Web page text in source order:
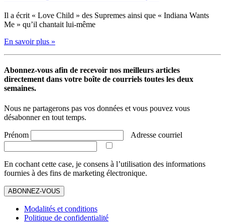
Il a écrit « Love Child » des Supremes ainsi que « Indiana Wants
Me » qu’il chantait lui-même
En savoir plus »
Abonnez-vous afin de recevoir nos meilleurs articles
directement dans votre boîte de courriels toutes les deux
semaines.
Nous ne partagerons pas vos données et vous pouvez vous
désabonner en tout temps.
Prénom Adresse courriel
En cochant cette case, je consens à l’utilisation des informations
fournies à des fins de marketing électronique.
ABONNEZ-VOUS
Modalités et conditions
Politique de confidentialité